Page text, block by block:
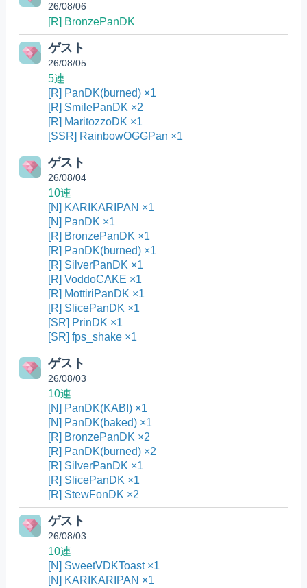
26/08/06
[R] BronzePanDK
ゲスト
26/08/05
5連
[R] PanDK(burned) ×1
[R] SmilePanDK ×2
[R] MaritozzoDK ×1
[SSR] RainbowOGGPan ×1
ゲスト
26/08/04
10連
[N] KARIKARIPAN ×1
[N] PanDK ×1
[R] BronzePanDK ×1
[R] PanDK(burned) ×1
[R] SilverPanDK ×1
[R] VoddoCAKE ×1
[R] MottiriPanDK ×1
[R] SlicePanDK ×1
[SR] PrinDK ×1
[SR] fps_shake ×1
ゲスト
26/08/03
10連
[N] PanDK(KABI) ×1
[N] PanDK(baked) ×1
[R] BronzePanDK ×2
[R] PanDK(burned) ×2
[R] SilverPanDK ×1
[R] SlicePanDK ×1
[R] StewFonDK ×2
ゲスト
26/08/03
10連
[N] SweetVDKToast ×1
[N] KARIKARIPAN ×1